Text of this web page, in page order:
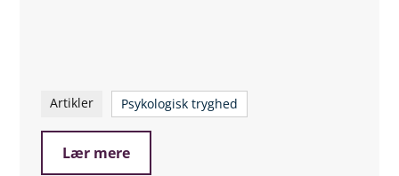
Artikler Psykologisk tryghed
Lær mere